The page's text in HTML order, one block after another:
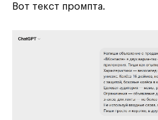
Вот текст промпта.